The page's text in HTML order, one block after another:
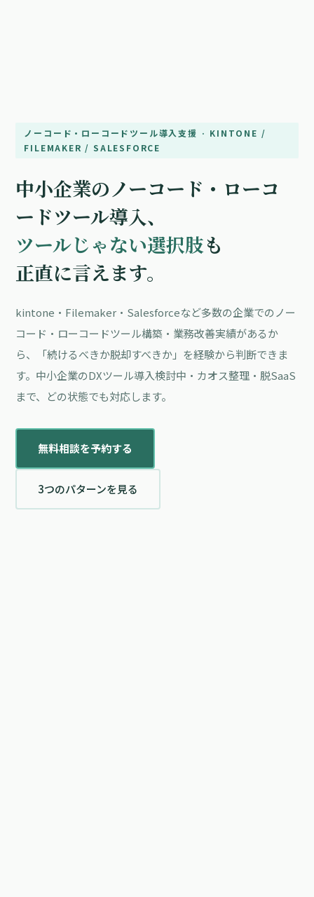
ノーコード・ローコードツール導入支援 · KINTONE /
FILEMAKER / SALESFORCE
中小企業のノーコード・ローコ
ードツール導入、
ツールじゃない選択肢も
正直に言えます。
kintone・Filemaker・Salesforceなど多数の企業でのノー
コード・ローコードツール構築・業務改善実績があるか
ら、「続けるべきか脱却すべきか」を経験から判断できま
す。中小企業のDXツール導入検討中・カオス整理・脱SaaS
まで、どの状態でも対応します。
無料相談を予約する
3つのパターンを見る